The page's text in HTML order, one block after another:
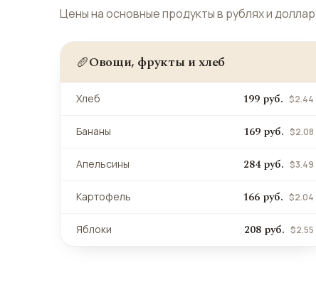
Цены на основные продукты в рублях и
🥖Овощи, фрукты и хлеб
Хлеб 199 руб. $2.44
Бананы 169 руб. $2.08
Апельсины 284 руб. $3.49
Картофель 166 руб. $2.04
Яблоки 208 руб. $2.55